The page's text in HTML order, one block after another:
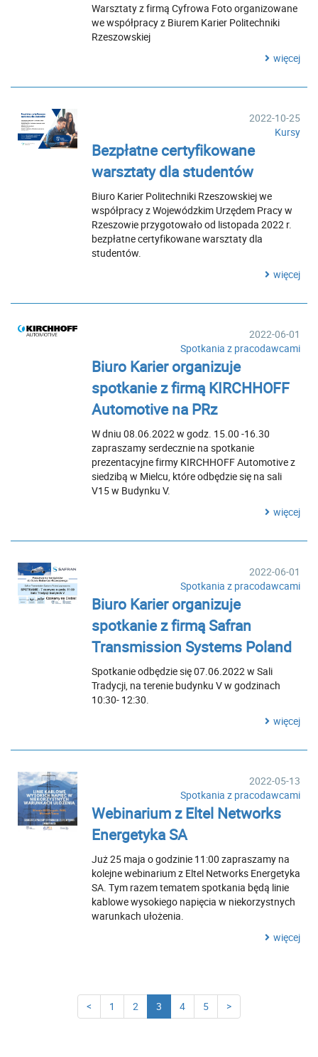
Warsztaty z firmą Cyfrowa Foto organizowane
we współpracy z Biurem Karier Politechniki
Rzeszowskiej
więcej
2022-10-25
Kursy
Bezpłatne certyfikowane
warsztaty dla studentów
Biuro Karier Politechniki Rzeszowskiej we
współpracy z Wojewódzkim Urzędem Pracy w
Rzeszowie przygotowało od listopada 2022 r.
bezpłatne certyfikowane warsztaty dla
studentów.
więcej
2022-06-01
Spotkania z pracodawcami
Biuro Karier organizuje
spotkanie z firmą KIRCHHOFF
Automotive na PRz
W dniu 08.06.2022 w godz. 15.00 -16.30
zapraszamy serdecznie na spotkanie
prezentacyjne firmy KIRCHHOFF Automotive z
siedzibą w Mielcu, które odbędzie się na sali
V15 w Budynku V.
więcej
2022-06-01
Spotkania z pracodawcami
Biuro Karier organizuje
spotkanie z firmą Safran
Transmission Systems Poland
Spotkanie odbędzie się 07.06.2022 w Sali
Tradycji, na terenie budynku V w godzinach
10:30- 12:30.
więcej
2022-05-13
Spotkania z pracodawcami
Webinarium z Eltel Networks
Energetyka SA
Już 25 maja o godzinie 11:00 zapraszamy na
kolejne webinarium z Eltel Networks Energetyka
SA. Tym razem tematem spotkania będą linie
kablowe wysokiego napięcia w niekorzystnych
warunkach ułożenia.
więcej
< 1 2 3 4 5 >